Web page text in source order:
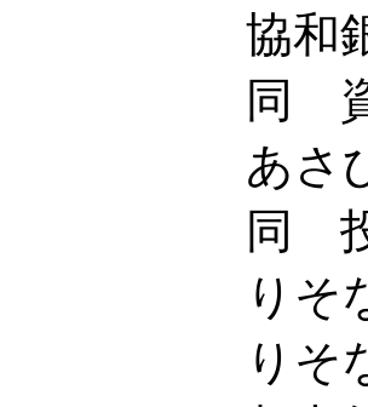
協和銀行（
同 資金
あさひ投
同 投資顧
りそな信
りそな銀